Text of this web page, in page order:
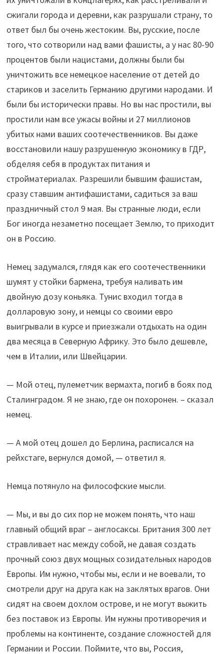
сжигали города и деревни, как разрушали страну, то
ответ был бы очень жестоким. Вы, русские, после
того, что сотворили над вами фашисты, а у нас 80-90
процентов были нацистами, должны были бы
уничтожить все немецкое население от детей до
стариков и заселить Германию другими народами. И
были бы исторически правы. Но вы нас простили, вы
простили нам все ужасы войны и 27 миллионов
убитых нами ваших соотечественников. Вы даже
восстановили нашу разрушенную экономику в ГДР,
обделяя себя в продуктах питания и
стройматериалах. Разрешили бывшим фашистам,
сразу ставшим антифашистами, садиться за ваш
праздничный стол 9 мая. Вы странные люди, если
Бог иногда незаметно посещает Землю, то приходит
он в Россию.
Немец задумался, глядя как его соотечественники
шумят у стойки бармена, требуя наливать им
двойную дозу коньяка. Тунис входил тогда в
долларовую зону, и немцы со своими евро
выигрывали в курсе и приезжали отдыхать на один
два месяца в Северную Африку. Это было дешевле,
чем в Италии, или Швейцарии.
— Мой отец, пулеметчик вермахта, погиб в боях под
Сталинградом. Я не знаю, где он похоронен. – сказал
немец.
— А мой отец дошел до Берлина, расписался на
рейхстаге, вернулся домой, — ответил я.
Немца потянуло на философские мысли.
— Мы, и вы до сих пор не можем понять, что наш
главный общий враг – англосаксы. Британия 300 лет
стравливает нас между собой, не давая создать
прочный союз двух мощных созидательных народов
Европы. Им нужно, чтобы мы, если и не воевали, то
смотрели друг на друга как на заклятых врагов. Они
сидят на своем дохлом острове, и не могут выжить
без поставок из Европы. Им нужны противоречия и
проблемы на континенте, создание сложностей для
Германии и России. Поймите, что вы, Россия,